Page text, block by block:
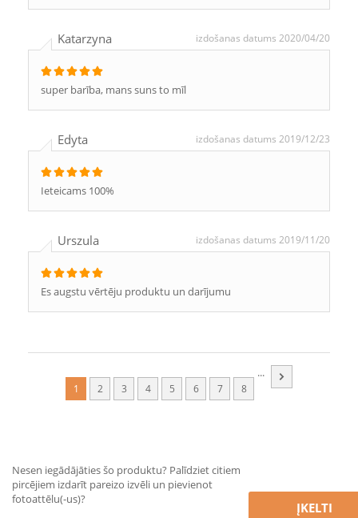
Katarzyna izdošanas datums 2020/04/20
super barība, mans suns to mīl
Edyta izdošanas datums 2019/12/23
Ieteicams 100%
Urszula izdošanas datums 2019/11/20
Es augstu vērtēju produktu un darījumu
1 2 3 4 5 6 7 8
...
Nesen iegādājāties šo produktu? Palīdziet citiem
pircējiem izdarīt pareizo izvēli un pievienot
fotoattēlu(-us)?
ĮKELTI